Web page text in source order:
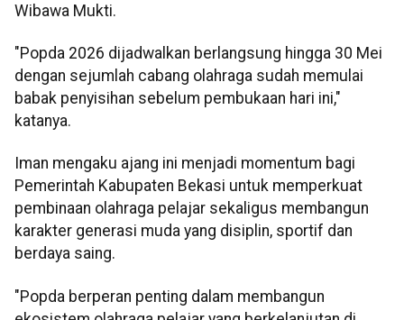
Wibawa Mukti.
"Popda 2026 dijadwalkan berlangsung hingga 30 Mei
dengan sejumlah cabang olahraga sudah memulai
babak penyisihan sebelum pembukaan hari ini,"
katanya.
Iman mengaku ajang ini menjadi momentum bagi
Pemerintah Kabupaten Bekasi untuk memperkuat
pembinaan olahraga pelajar sekaligus membangun
karakter generasi muda yang disiplin, sportif dan
berdaya saing.
"Popda berperan penting dalam membangun